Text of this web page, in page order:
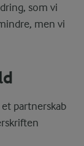
som vi
men vi
partnerskab